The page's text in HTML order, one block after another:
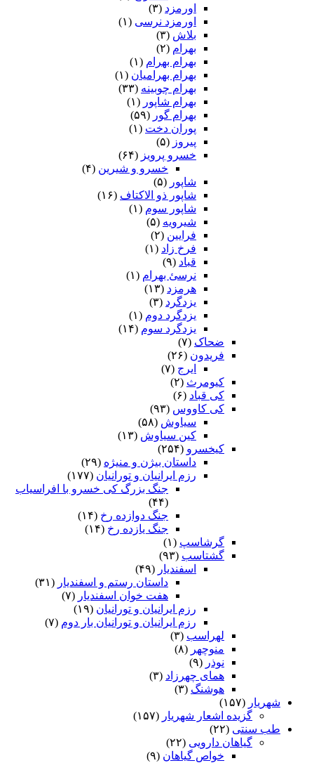
اورمزد (۳)
اورمزد نرسى‏ (۱)
بلاش (۳)
بهرام (۲)
بهرام بهرام (۱)
بهرام بهرامیان‏ (۱)
بهرام چوبینه (۳۳)
بهرام شاپور (۱)
بهرام گور (۵۹)
پوران دخت (۱)
پیروز (۵)
خسرو پرویز (۶۴)
خسرو و شیرین (۴)
شاپور (۵)
شاپور ذو الاکتاف (۱۶)
شاپور سوم‏ (۱)
شیرویه (۵)
فرایین (۲)
فرخ زاد (۱)
قباد (۹)
نرسئ بهرام‏ (۱)
هرمزد (۱۳)
یزدگرد (۳)
یزدگرد دوم (۱)
یزدگرد سوم (۱۴)
ضحاک (۷)
فریدون (۲۶)
ایرج (۷)
کیومرث (۲)
کی قباد (۶)
کی کاووس (۹۳)
سیاوش (۵۸)
کین سیاوش (۱۳)
کیخسرو (۲۵۴)
داستان بیژن و منیژه (۲۹)
رزم ایرانیان و تورانیان (۱۷۷)
جنگ بزرگ کی خسرو با افراسیاب
(۴۴)
جنگ دوازده رخ (۱۴)
جنگ یازده رخ (۱۴)
گرشاسپ (۱)
گشتاسب (۹۳)
اسفندیار (۴۹)
داستان رستم و اسفندیار (۳۱)
هفت خوان اسفندیار (۷)
رزم ایرانیان و تورانیان (۱۹)
رزم ایرانیان و تورانیان بار دوم (۷)
لهراسب (۳)
منوچهر (۸)
نوذر (۹)
هماى چهرزاد (۳)
هوشنگ (۳)
شهریار (۱۵۷)
گزیده اشعار شهریار (۱۵۷)
طب سنتی (۲۲)
گیاهان دارویی (۲۲)
خواص گیاهان (۹)